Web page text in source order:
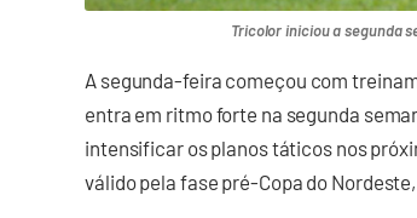
Tricolor iniciou a segunda
A segunda-feira começou com
entra em ritmo forte na segunda
intensificar os planos táticos nos
válido pela fase pré-Copa do